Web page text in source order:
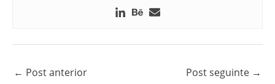
← Post anterior Post seguinte →